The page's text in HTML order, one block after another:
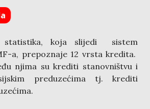
statistika, koja slijedi sistem
a, prepoznaje 12 vrsta kredita.
njima su krediti stanovništvu i
preduzećima tj. krediti